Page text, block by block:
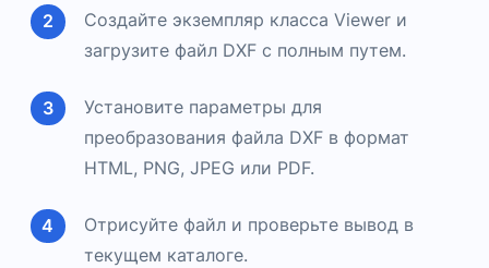
Создайте экземпляр класса Viewer и
загрузите файл DXF с полным путем.
Установите параметры для
преобразования файла DXF в формат
HTML, PNG, JPEG или PDF.
Отрисуйте файл и проверьте вывод в
текущем каталоге.